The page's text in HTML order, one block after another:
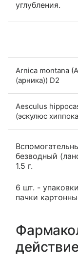
углубления.
Arnica montana
(арника)) D2
Aesculus
(эскулюс
безводный
1.5 г.
6 шт. -
пачки